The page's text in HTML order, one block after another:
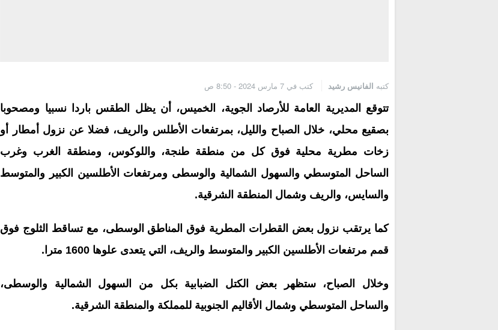
كتبه الفانيس رشيد كتب في 7 مارس 2024 - 8:50 ص
تتوقع المديرية العامة للأرصاد الجوية، الخميس، أن يظل الطقس باردا نسبيا ومصحوبا
بصقيع محلي، خلال الصباح والليل، بمرتفعات الأطلس والريف، فضلا عن نزول أمطار أو
زخات مطرية محلية فوق كل من منطقة طنجة، واللوكوس، ومنطقة الغرب وغرب
الساحل المتوسطي والسهول الشمالية والوسطى ومرتفعات الأطلسين الكبير والمتوسط
والسايس، والريف وشمال المنطقة الشرقية.
كما يرتقب نزول بعض القطرات المطرية فوق المناطق الوسطى، مع تساقط الثلوج فوق
قمم مرتفعات الأطلسين الكبير والمتوسط والريف، التي يتعدى علوها 1600 مترا.
وخلال الصباح، ستظهر بعض الكتل الضبابية بكل من السهول الشمالية والوسطى،
والساحل المتوسطي وشمال الأقاليم الجنوبية للمملكة والمنطقة الشرقية.